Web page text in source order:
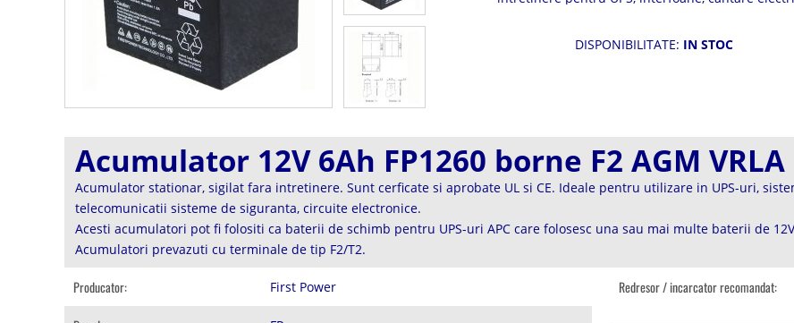
echipamente electronice, telecomunicatii
DISPONIBILITATE: IN STOC
Acumulator 12V 6Ah FP1260 borne F2 AGM VRLA
Acumulator stationar, sigilat fara intretinere. Sunt cerficate si aprobate UL si CE. Ideale pentru utilizare in UPS-uri,
telecomunicatii sisteme de siguranta, circuite electronice.
Acesti acumulatori pot fi folositi ca baterii de schimb pentru UPS-uri APC care folosesc una sau mai multe baterii de
Acumulatori prevazuti cu terminale de tip F2/T2.
Producator: First Power Redresor / incarcator recomandat: